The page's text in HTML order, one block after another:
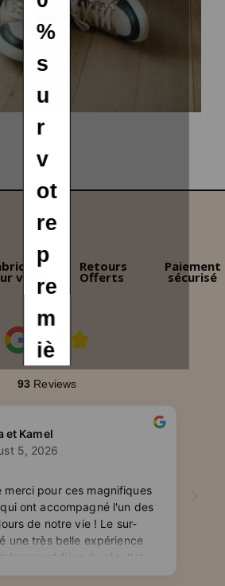
vous
Retours
Offerts
Paiement
sécurisé